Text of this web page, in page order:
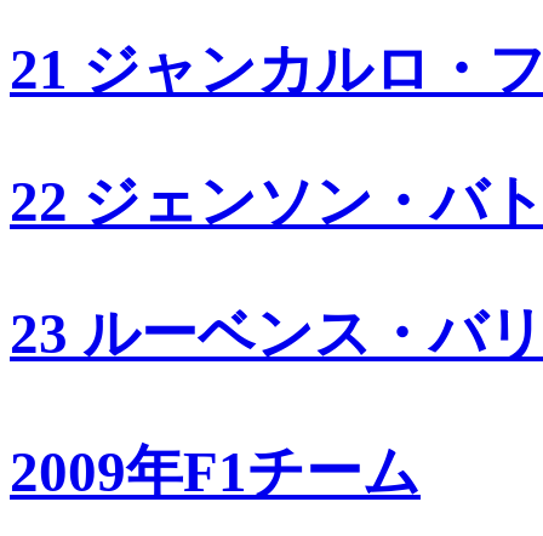
21 ジャンカルロ・
22 ジェンソン・バ
23 ルーベンス・バ
2009年F1チーム